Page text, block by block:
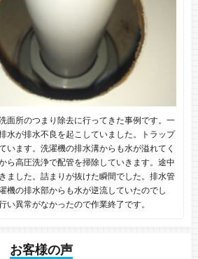
面所のつまり除去に行ってきた事例です。一
水が排水不良を起こしていました。トラップ
います。洗濯機の排水溝からも水が溢れてく
ら高圧洗浄で配管を掃除していきます。途中
ました。詰まりが抜けた瞬間でした。排水管
機の排水部からも水が逆流していたのでし
い異常がなかったので作業終了です。
お客様の声